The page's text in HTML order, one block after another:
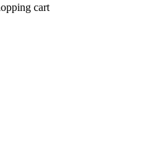
cart